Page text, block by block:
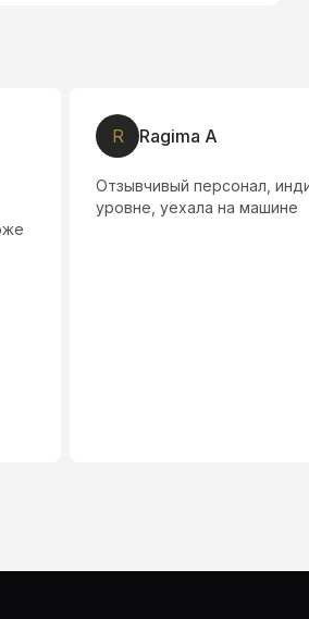
на
И Илья Шилов
Автосалон класс,